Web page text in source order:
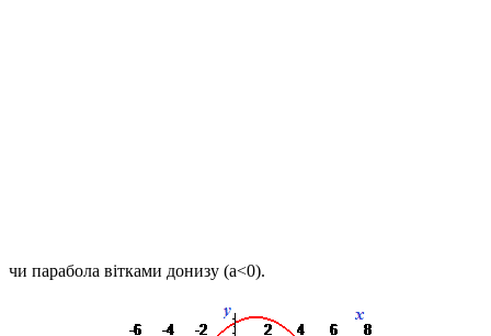
чи парабола вітками донизу (a<0).